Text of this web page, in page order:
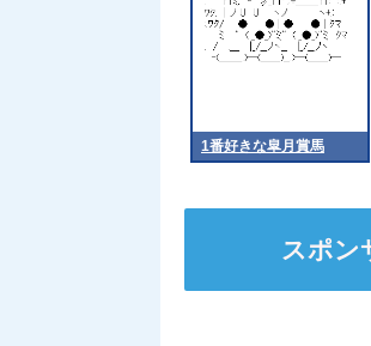
1番好きな皐月賞馬
スポン